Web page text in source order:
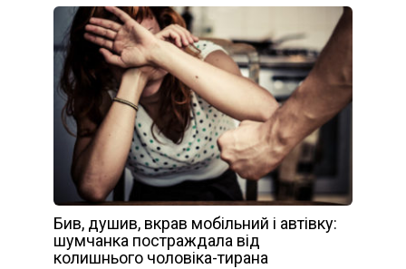
Бив, душив, вкрав мобільний і автівку:
шумчанка постраждала від
колишнього чоловіка-тирана